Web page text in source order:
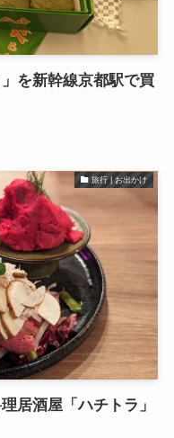
を新幹線京都駅で買
旅行 | お出かけ
居酒屋「ハチトラ」